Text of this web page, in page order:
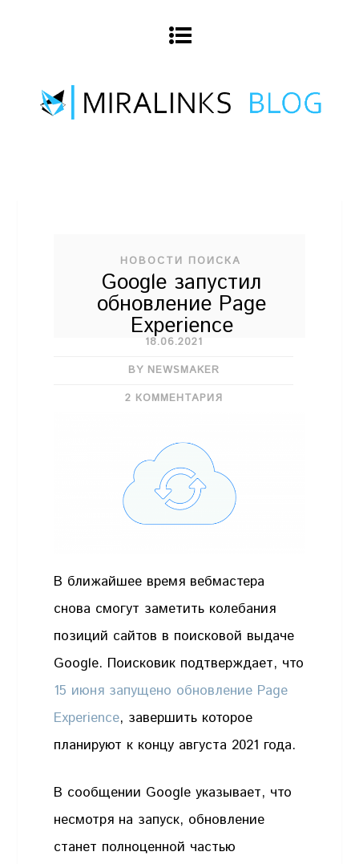
НОВОСТИ ПОИСКА
Google запустил
обновление Page
Experience
18.06.2021
BY NEWSMAKER
2 КОММЕНТАРИЯ
В ближайшее время вебмастера
снова смогут заметить колебания
позиций сайтов в поисковой выдаче
Google. Поисковик подтверждает, что
15 июня запущено обновление Page
Experience, завершить которое
планируют к концу августа 2021 года.
В сообщении Google указывает, что
несмотря на запуск, обновление
станет полноценной частью